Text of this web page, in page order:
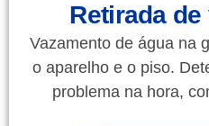
Retirada
Vazamento de água na
o aparelho e o piso.
problema na hora,